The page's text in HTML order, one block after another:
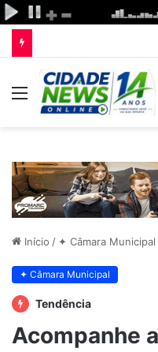
Menu
Início / ✦ Câmara Municipal
✦ Câmara Municipal
Tendência
Acompanhe